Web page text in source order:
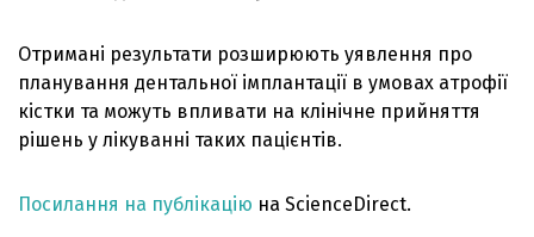
Отримані результати розширюють уявлення про
планування дентальної імплантації в умовах атрофії
кістки та можуть впливати на клінічне прийняття
рішень у лікуванні таких пацієнтів.
Посилання на публікацію на ScienceDirect.